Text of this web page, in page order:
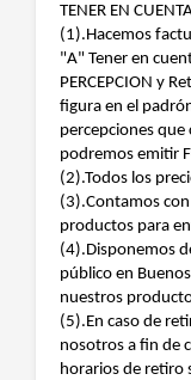
TENER EN
(1).Hacemos
"A" Tener en
PERCEPCION y
figura en el
percepciones
podremos emitir
(2).Todos los
(3).Contamos
productos para
(4).Disponemos
público en
nuestros
(5).En caso de
nosotros a fin de
horarios de retiro